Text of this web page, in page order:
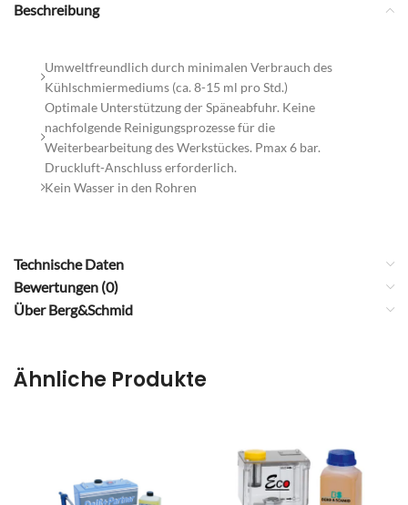
Beschreibung
Umweltfreundlich durch minimalen Verbrauch des
Kühlschmiermediums (ca. 8-15 ml pro Std.)
Optimale Unterstützung der Späneabfuhr. Keine
nachfolgende Reinigungsprozesse für die
Weiterbearbeitung des Werkstückes. Pmax 6 bar.
Druckluft-Anschluss erforderlich.
Kein Wasser in den Rohren
Technische Daten
Bewertungen (0)
Über Berg&Schmid
Ähnliche Produkte